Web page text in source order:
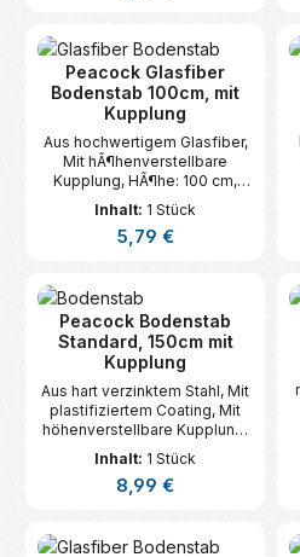
Peacock Glasfiber
Bodenstab 100cm, mit
Kupplung
Aus hochwertigem Glasfiber,
Mit hÃ¶henverstellbare
Kupplung, HÃ¶he: 100 cm,
leichte Pflanzen,
Kombinierbar mit StÃ¼tzringe,
Inhalt: 1 Stück
Regulärer Preis:
5,79 €
Peacock Bodenstab
Standard, 150cm mit
Kupplung
Aus hart verzinktem Stahl, Mit
plastifiziertem Coating, Mit
höhenverstellbare Kupplung,
mm, Kombinierbar mit
Stützringe, Stützgitter und
Inhalt: 1 Stück
Regulärer Preis:
8,99 €